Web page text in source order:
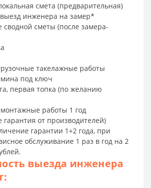
смета (предварительная)
инженера на замер*
сводной сметы (после замера-
такелажные работы
под ключ
первая топка (по желанию
работы 1 год
гарантия от производителей)
гарантии 1+2 года, при
обслуживание 1 раз в год на 2
выезда инженера